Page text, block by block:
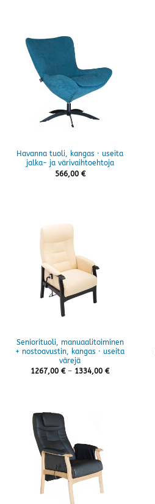
Havanna tuoli, kangas · useita
jalka- ja värivaihtoehtoja
566,00 €
Seniorituoli, manuaalitoiminen
+ nostoavustin, kangas · useita
värejä
1267,00 € – 1334,00 €Hintaluokka: